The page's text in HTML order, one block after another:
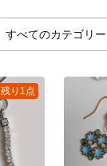
残り1点